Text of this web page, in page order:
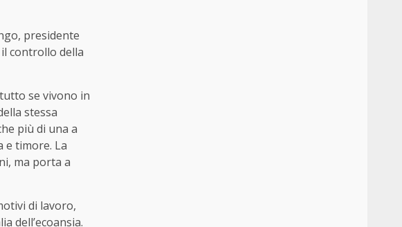
presidente
controllo della
se vivono in
stessa
più di una a
e timore. La
ma porta a
di lavoro,
dell’ecoansia.